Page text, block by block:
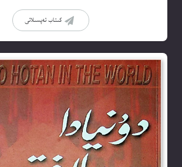
كىتاب تەپسىلاتى